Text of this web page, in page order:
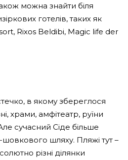
можна знайти біля
готелів, таких як
Rixos Beldibi, Magic life der
в якому збереглося
храми, амфітеатр, руїни
сучасний Сіде більше
шляху. Пляжі тут –
різні ділянки